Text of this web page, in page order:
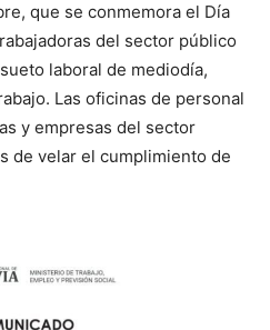
que se conmemora el Día
del sector público
laboral de mediodía,
Las oficinas de personal
y empresas del sector
de velar el cumplimiento de